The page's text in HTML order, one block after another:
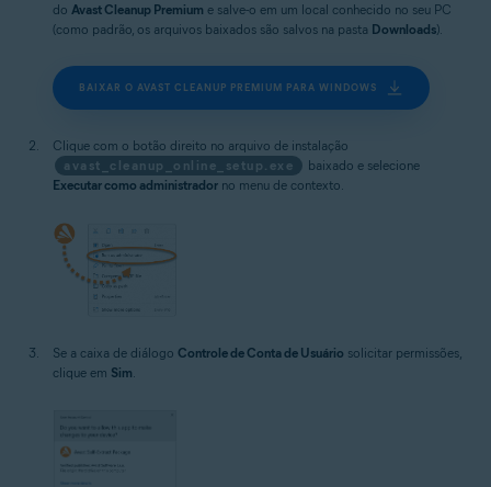
do Avast Cleanup Premium e salve-o em um local conhecido no seu PC
(como padrão, os arquivos baixados são salvos na pasta Downloads).
BAIXAR O AVAST CLEANUP PREMIUM PARA WINDOWS
Clique com o botão direito no arquivo de instalação
avast_cleanup_online_setup.exe
baixado e selecione
Executar como administrador no menu de contexto.
Se a caixa de diálogo Controle de Conta de Usuário solicitar permissões,
clique em Sim